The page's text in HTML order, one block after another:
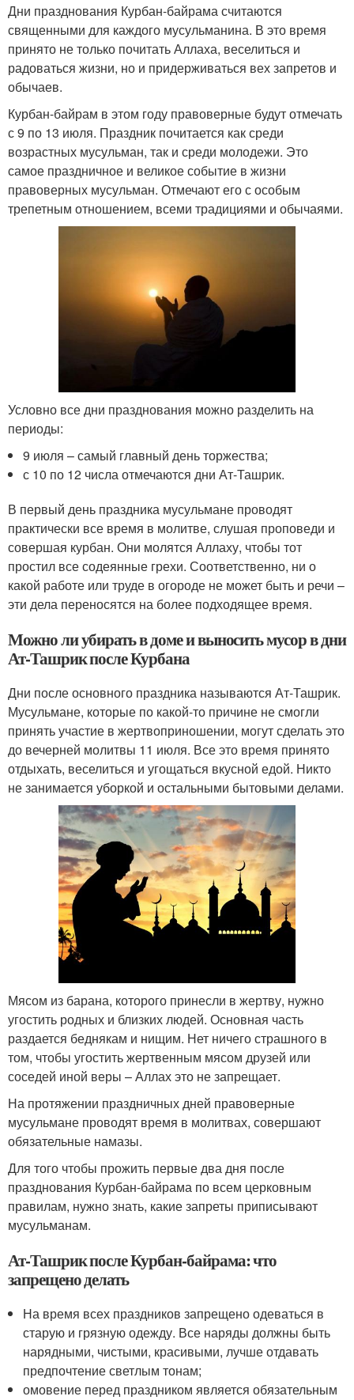
Дни празднования Курбан-байрама считаются
священными для каждого мусульманина. В это время
принято не только почитать Аллаха, веселиться и
радоваться жизни, но и придерживаться вех запретов и
обычаев.
Курбан-байрам в этом году правоверные будут отмечать
с 9 по 13 июля. Праздник почитается как среди
возрастных мусульман, так и среди молодежи. Это
самое праздничное и великое событие в жизни
правоверных мусульман. Отмечают его с особым
трепетным отношением, всеми традициями и обычаями.
Условно все дни празднования можно разделить на
периоды:
9 июля – самый главный день торжества;
с 10 по 12 числа отмечаются дни Ат-Ташрик.
В первый день праздника мусульмане проводят
практически все время в молитве, слушая проповеди и
совершая курбан. Они молятся Аллаху, чтобы тот
простил все содеянные грехи. Соответственно, ни о
какой работе или труде в огороде не может быть и речи –
эти дела переносятся на более подходящее время.
Можно ли убирать в доме и выносить мусор в дни
Ат-Ташрик после Курбана
Дни после основного праздника называются Ат-Ташрик.
Мусульмане, которые по какой-то причине не смогли
принять участие в жертвоприношении, могут сделать это
до вечерней молитвы 11 июля. Все это время принято
отдыхать, веселиться и угощаться вкусной едой. Никто
не занимается уборкой и остальными бытовыми делами.
Мясом из барана, которого принесли в жертву, нужно
угостить родных и близких людей. Основная часть
раздается беднякам и нищим. Нет ничего страшного в
том, чтобы угостить жертвенным мясом друзей или
соседей иной веры – Аллах это не запрещает.
На протяжении праздничных дней правоверные
мусульмане проводят время в молитвах, совершают
обязательные намазы.
Для того чтобы прожить первые два дня после
празднования Курбан-байрама по всем церковным
правилам, нужно знать, какие запреты приписывают
мусульманам.
Ат-Ташрик после Курбан-байрама: что
запрещено делать
На время всех праздников запрещено одеваться в
старую и грязную одежду. Все наряды должны быть
нарядными, чистыми, красивыми, лучше отдавать
предпочтение светлым тонам;
омовение перед праздником является обязательным